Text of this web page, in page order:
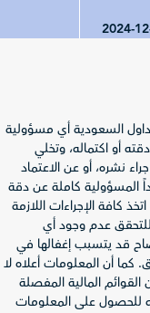
2024-
6,782.8
-481.95
-
6,300.85
-
السعودية أي مسؤولية
أو اكتماله، وتخلي
نشره، أو عن الاعتماد
المسؤولية كاملة عن دقة
كافة الإجراءات اللازمة
عدم وجود أي
قد يتسبب إغفالها في
كما أن المعلومات أعلاه لا
المالية المفصلة
للحصول على المعلومات